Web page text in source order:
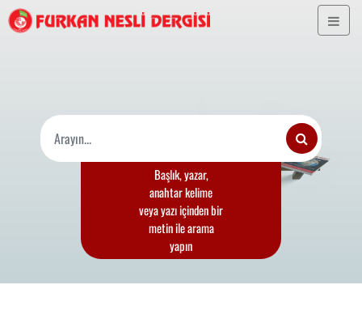
Başlık, yazar,
anahtar kelime
veya yazı içinden bir
metin ile arama
yapın